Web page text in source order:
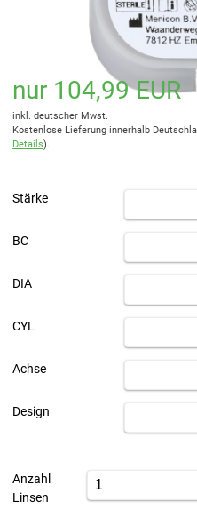
nur 104,99 EUR
inkl. deutscher Mwst.
Kostenlose Lieferung innerhalb
Details).
Stärke
BC
DIA
CYL
Achse
Design
Anzahl
Linsen